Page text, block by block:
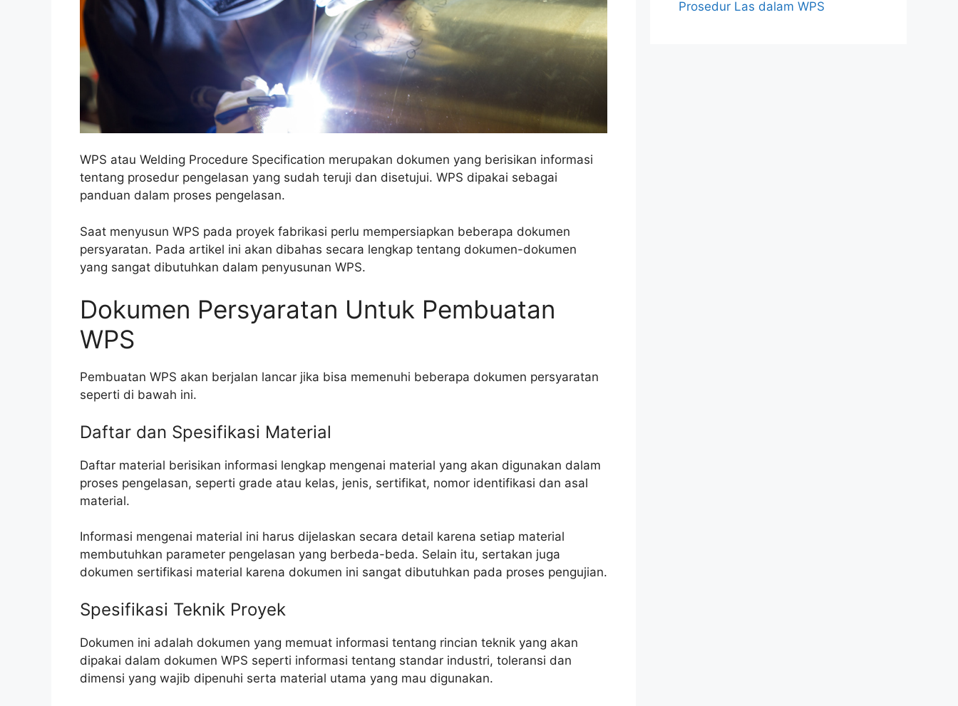
WPS atau Welding Procedure Specification merupakan dokumen yang berisikan informasi
tentang prosedur pengelasan yang sudah teruji dan disetujui. WPS dipakai sebagai
panduan dalam proses pengelasan.
Saat menyusun WPS pada proyek fabrikasi perlu mempersiapkan beberapa dokumen
persyaratan. Pada artikel ini akan dibahas secara lengkap tentang dokumen-dokumen
yang sangat dibutuhkan dalam penyusunan WPS.
Dokumen Persyaratan Untuk Pembuatan
WPS
Pembuatan WPS akan berjalan lancar jika bisa memenuhi beberapa dokumen persyaratan
seperti di bawah ini.
Daftar dan Spesifikasi Material
Daftar material berisikan informasi lengkap mengenai material yang akan digunakan dalam
proses pengelasan, seperti grade atau kelas, jenis, sertifikat, nomor identifikasi dan asal
material.
Informasi mengenai material ini harus dijelaskan secara detail karena setiap material
membutuhkan parameter pengelasan yang berbeda-beda. Selain itu, sertakan juga
dokumen sertifikasi material karena dokumen ini sangat dibutuhkan pada proses pengujian.
Spesifikasi Teknik Proyek
Dokumen ini adalah dokumen yang memuat informasi tentang rincian teknik yang akan
dipakai dalam dokumen WPS seperti informasi tentang standar industri, toleransi dan
dimensi yang wajib dipenuhi serta material utama yang mau digunakan.
Prosedur Las dalam WPS